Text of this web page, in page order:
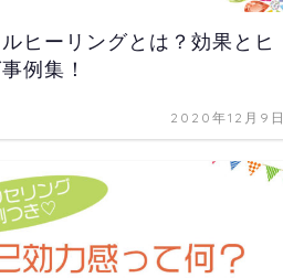
ヒーリングとは？効果とヒ
例集！
2020年12月9日